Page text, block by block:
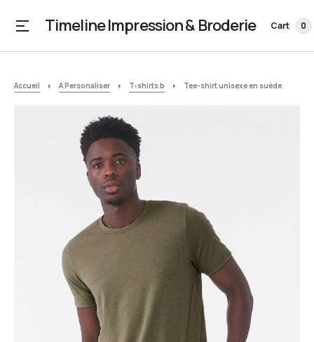
Timeline Impression & Broderie Cart 0
Accueil A Personaliser T-shirts b Tee-shirt unisexe en suède